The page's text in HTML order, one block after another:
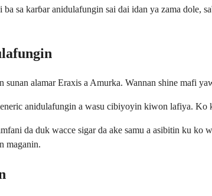
ba sa karɓar anidulafungin sai dai idan ya zama
alamar Eraxis a Amurka. Wannan shine mafi
anidulafungin a wasu cibiyoyin kiwon lafiya. Ko
da duk wacce sigar da ake samu a asibitin ku
maganin.